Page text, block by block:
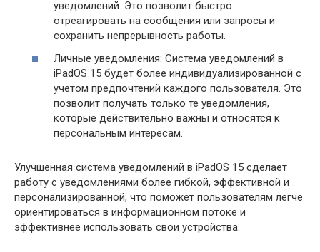
уведомлений. Это позволит быстро
отреагировать на сообщения или запросы и
сохранить непрерывность работы.
Личные уведомления: Система уведомлений в
iPadOS 15 будет более индивидуализированной с
учетом предпочтений каждого пользователя. Это
позволит получать только те уведомления,
которые действительно важны и относятся к
персональным интересам.
Улучшенная система уведомлений в iPadOS 15 сделает
работу с уведомлениями более гибкой, эффективной и
персонализированной, что поможет пользователям легче
ориентироваться в информационном потоке и
эффективнее использовать свои устройства.